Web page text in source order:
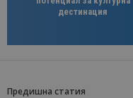
дестинация
Предишна статия